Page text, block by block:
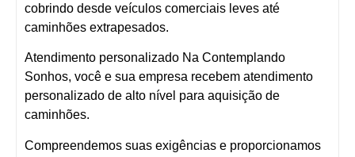
cobrindo desde veículos comerciais leves até
caminhões extrapesados.
Atendimento personalizado Na Contemplando
Sonhos, você e sua empresa recebem atendimento
personalizado de alto nível para aquisição de
caminhões.
Compreendemos suas exigências e proporcionamos